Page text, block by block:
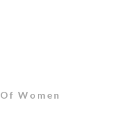
Women